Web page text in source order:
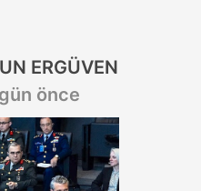
ERGÜVEN
önce